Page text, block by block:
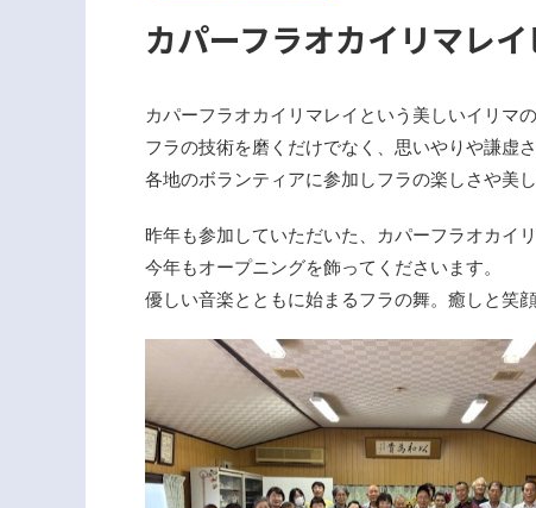
カパーフラオカイリマレ
カパーフラオカイリマレイという美しいイリマ
フラの技術を磨くだけでなく、思いやりや謙虚
各地のボランティアに参加しフラの楽しさや美
昨年も参加していただいた、カパーフラオカイ
今年もオープニングを飾ってくださいます。
優しい音楽とともに始まるフラの舞。癒しと笑顔